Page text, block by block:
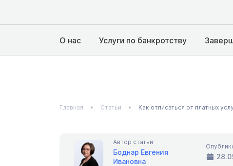
О нас Услуги по банкротству
Главная Статьи Как отписаться от платных
Автор статьи
Боднар Евгения
Ивановна